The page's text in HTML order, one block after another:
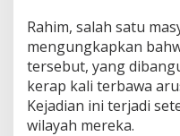
D
u
a
J
e
m
Rahim, salah satu
mengungkapkan
tersebut, yang
kerap kali terbawa
Kejadian ini terjadi
wilayah mereka.